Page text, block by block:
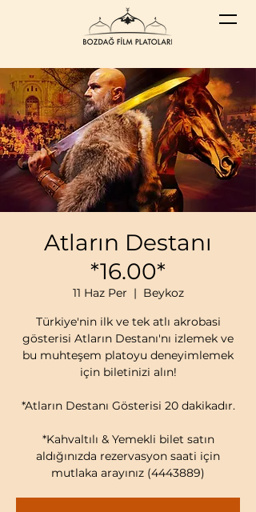
Atların Destanı
*16.00*
11 Haz Per
  |
Beykoz
Türkiye'nin ilk ve tek atlı akrobasi
gösterisi Atların Destanı'nı izlemek ve
bu muhteşem platoyu deneyimlemek
için biletinizi alın!
*Atların Destanı Gösterisi 20 dakikadır.
*Kahvaltılı & Yemekli bilet satın
aldığınızda rezervasyon saati için
mutlaka arayınız (4443889)